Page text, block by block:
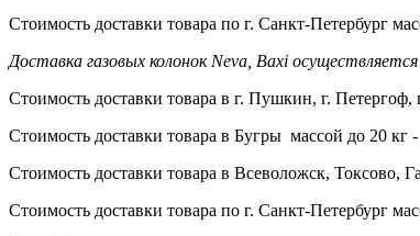
Стоимость доставки товара по г. Санкт-Петербург
Доставка газовых колонок Neva, Baxi
Стоимость доставки товара в г. Пушкин, г.
Стоимость доставки товара в Бугры массой до 20 кг
Стоимость доставки товара в Всеволожск, Токсово,
Стоимость доставки товара по г. Санкт-Петербург